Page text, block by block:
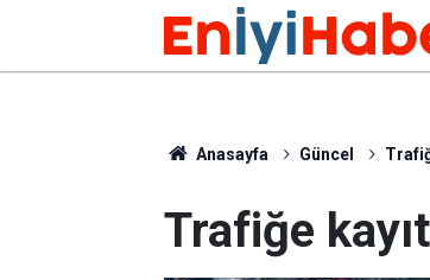
Anasayfa Güncel
Trafiğe